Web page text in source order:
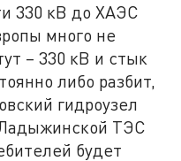
330 кВ до ХАЭС
много не
– 330 кВ и стык
либо разбит,
гидроузел
ТЭС
будет